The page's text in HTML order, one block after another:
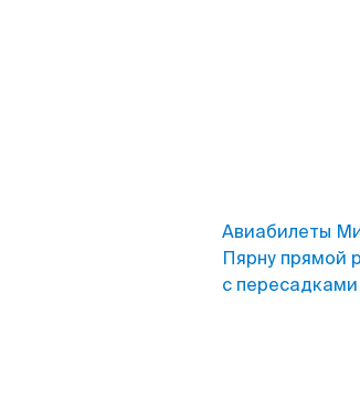
Авиабилеты
Пярну прямой
с пересадками